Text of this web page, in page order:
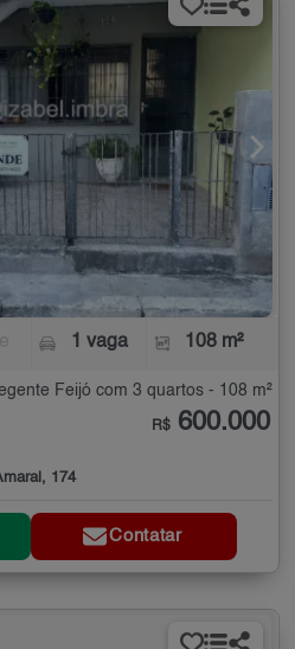
1 vaga 108 m²
Feijó com 3 quartos - 108 m²
174
R$ 600.000
Contatar